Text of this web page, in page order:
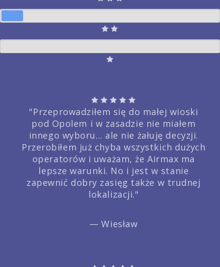
"Przeprowadziłem się do małej wioski
pod Opolem i w zasadzie nie miałem
innego wyboru... ale nie żałuję decyzji.
Przerobiłem już chyba wszystkich dużych
operatorów i uważam, że Airmax ma
lepsze warunki. No i jest w stanie
zapewnić dobry zasięg także w trudnej
lokalizacji."
— Wiesław